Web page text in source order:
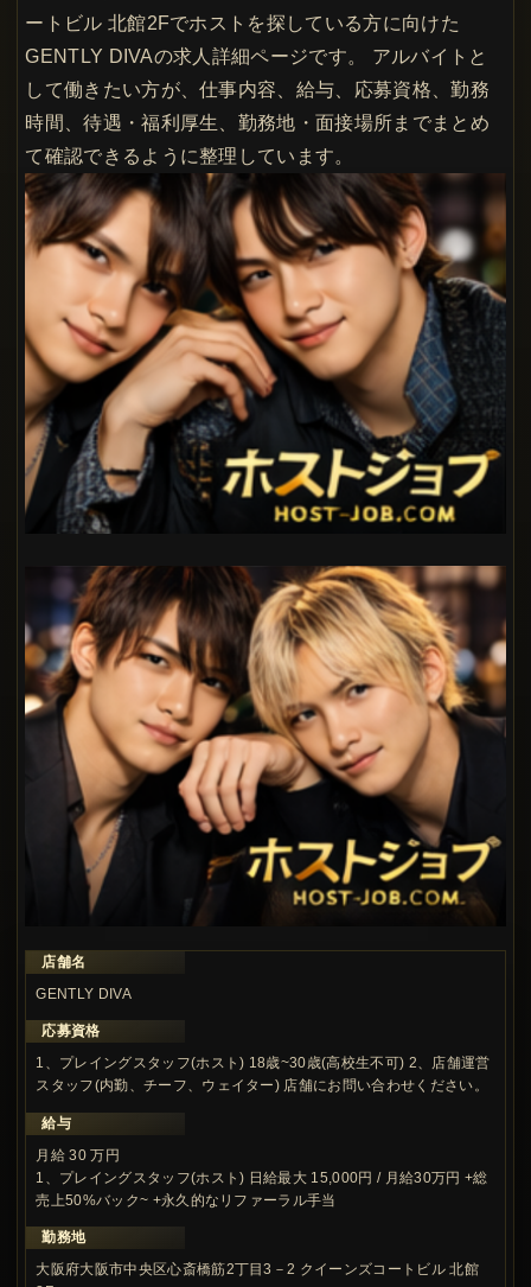
ートビル 北館2Fでホストを探している方に向けた
GENTLY DIVAの求人詳細ページです。 アルバイトと
して働きたい方が、仕事内容、給与、応募資格、勤務
時間、待遇・福利厚生、勤務地・面接場所までまとめ
て確認できるように整理しています。
この求人の注目ポイント
店舗名
GENTLY DIVA
応募資格
1、プレイングスタッフ(ホスト) 18歳~30歳(高校生不可) 2、店舗運営
スタッフ(内勤、チーフ、ウェイター) 店舗にお問い合わせください。
給与
月給 30 万円
1、プレイングスタッフ(ホスト) 日給最大 15,000円 / 月給30万円 +総
売上50%バック~ +永久的なリファーラル手当
勤務地
大阪府大阪市中央区心斎橋筋2丁目3－2 クイーンズコートビル 北館